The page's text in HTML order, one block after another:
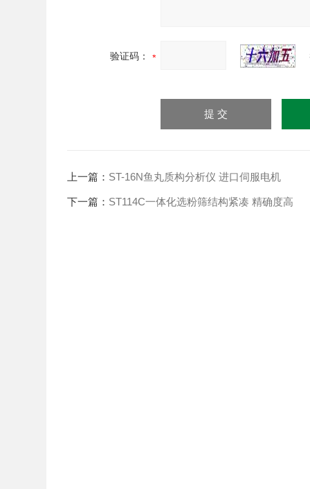
验证码：
上一篇： ST-16N鱼丸质构分析仪 进口伺服电机
下一篇： ST114C一体化选粉筛结构紧凑 精确度高